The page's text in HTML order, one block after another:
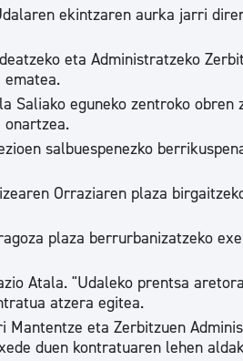
ekintzaren aurka jarri
eta Administratzeko
Saliako eguneko zentroko obren
salbuespenezko
Orraziaren plaza
plaza berrurbanizatzeko
Atala. "Udaleko prentsa
atzera egitea.
eta Zerbitzuen
duen kontratuaren lehen